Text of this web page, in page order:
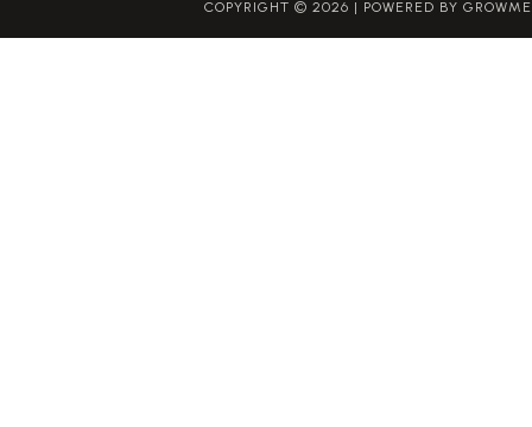
COPYRIGHT © 2026 | POWERED BY GROWME